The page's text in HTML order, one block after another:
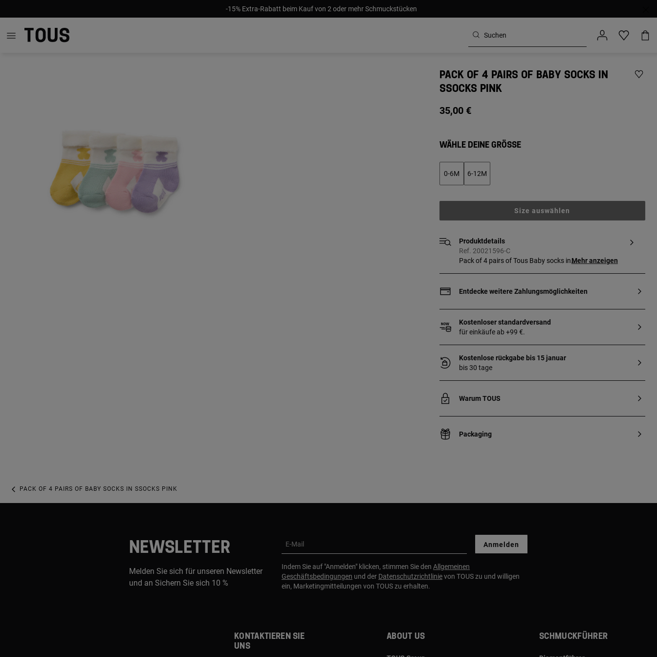
-15% Extra-Rabatt beim Kauf von 2 oder mehr Schmuckstücken
PACK OF 4 PAIRS OF BABY SOCKS IN
SSOCKS PINK
35,00 €
WÄHLE DEINE GRÖSSE
0-6M 6-12M
Size auswählen
Produktdetails
Ref. 20021596-C
Pack of 4 pairs of Tous Baby socks in
help keep the socks on baby's feet.
5% Elastane. Colour: pink-yellow-mist-
lilac. Made in the EU.ne. Colour: pink-
yellow-mist-lilac. Made in the EU.
Mehr anzeigen
Entdecke weitere Zahlungsmöglichkeiten
Kostenloser standardversand
für einkäufe ab +99 €.
Kostenlose rückgabe bis 15 januar
bis 30 tage
Warum TOUS
Packaging
PACK OF 4 PAIRS OF BABY SOCKS IN SSOCKS PINK
NEWSLETTER
Melden Sie sich für unseren Newsletter
und an Sichern Sie sich 10 %
E-Mail Anmelden
Indem Sie auf "Anmelden" klicken, stimmen Sie den Allgemeinen
Geschäftsbedingungen und der Datenschutzrichtlinievon TOUS zu und willigen
ein, Marketingmitteilungen von TOUS zu erhalten.
Kontaktieren sie
uns
About us Schmuckführer